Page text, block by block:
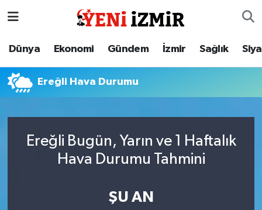
Dünya Ekonomi Gündem İzmir Sağlık
Ereğli Hava Durumu
Ereğli Bugün, Yarın ve 1 Haftalık
Hava Durumu Tahmini
ŞU AN
Dünya
İzmir
Sağlık
İzmir Nöbetçi Eczaneler
İzmir Trafik Yoğunluk Haritası
Süper Lig Puan Durumu ve Fikstür